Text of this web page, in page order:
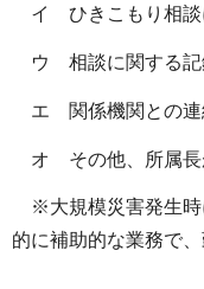
イ ひきこもり相談
ウ 相談に関する記
エ 関係機関との連
オ その他、所属長
※大規模災害発生時
的に補助的な業務で、